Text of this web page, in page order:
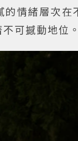
的情緒層次
可撼動地位。